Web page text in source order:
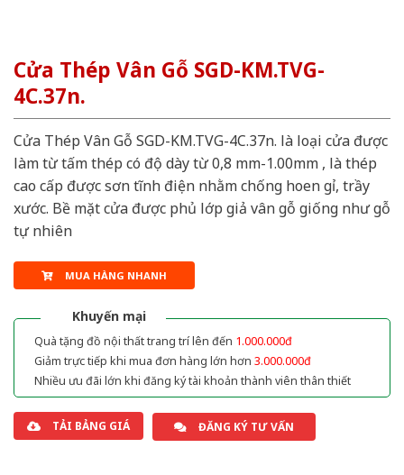
Cửa Thép Vân Gỗ SGD-KM.TVG-
4C.37n.
Cửa Thép Vân Gỗ SGD-KM.TVG-4C.37n. là loại cửa được
làm từ tấm thép có độ dày từ 0,8 mm-1.00mm , là thép
cao cấp được sơn tĩnh điện nhằm chống hoen gỉ, trầy
xước. Bề mặt cửa được phủ lớp giả vân gỗ giống như gỗ
tự nhiên
MUA HÀNG NHANH
Khuyến mại
Quà tặng đồ nội thất trang trí lên đến 1.000.000đ
Giảm trực tiếp khi mua đơn hàng lớn hơn 3.000.000đ
Nhiều ưu đãi lớn khi đăng ký tài khoản thành viên thân thiết
TẢI BẢNG GIÁ ĐĂNG KÝ TƯ VẤN